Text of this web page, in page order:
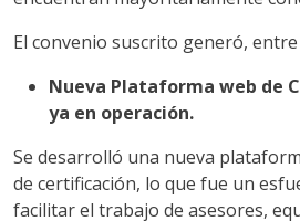
El convenio suscrito generó,
Nueva Plataforma web de
ya en operación.
Se desarrolló una nueva
de certificación, lo que fue un
facilitar el trabajo de asesores,